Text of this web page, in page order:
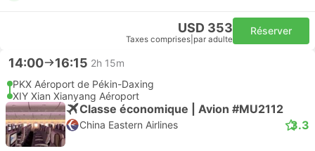
USD 353
Taxes comprises par adulte
Réserver
14:00 16:15 2h 15m
PKX Aéroport de Pékin-Daxing
XIY Xian Xianyang Aéroport
Classe économique | Avion #MU2112
China Eastern Airlines 3.3